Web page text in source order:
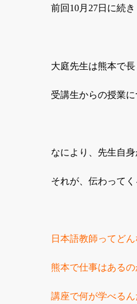
前回 10月 27日に続
大庭先生は熊本で
受講生からの授業
なにより、先生自
それが、伝わってく
日本語教師ってど
熊本で仕事はあるの
講座で何が学べるん